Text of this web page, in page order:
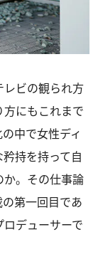
ビの観られ方
にもこれまで
中で女性ディ
持を持って自
。その仕事論
第一回目であ
デューサーで